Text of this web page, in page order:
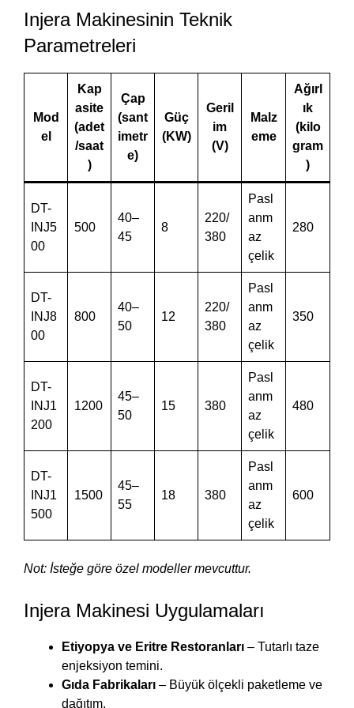
Injera Makinesinin Teknik
Parametreleri
Mod
el
Kap
asite
(adet
/saat
)
Çap
(sant
imetr
e)
Güç
(KW)
Geril
im
(V)
Malz
eme
Ağırl
ık
(kilo
gram
)
DT-
INJ5
00
500
40–
45
8
220/
380
Pasl
anm
az
çelik
280
DT-
INJ8
00
800
40–
50
12
220/
380
Pasl
anm
az
çelik
350
DT-
INJ1
200
1200
45–
50
15 380
Pasl
anm
az
çelik
480
DT-
INJ1
500
1500
45–
55
18 380
Pasl
anm
az
çelik
600
Not: İsteğe göre özel modeller mevcuttur.
Injera Makinesi Uygulamaları
Etiyopya ve Eritre Restoranları – Tutarlı taze
enjeksiyon temini.
Gıda Fabrikaları – Büyük ölçekli paketleme ve
dağıtım.